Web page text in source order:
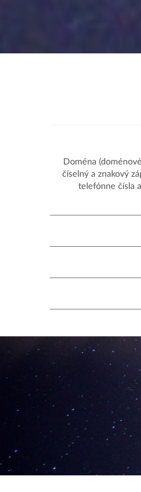
Doména
číselný a znakový
telefónne čísla